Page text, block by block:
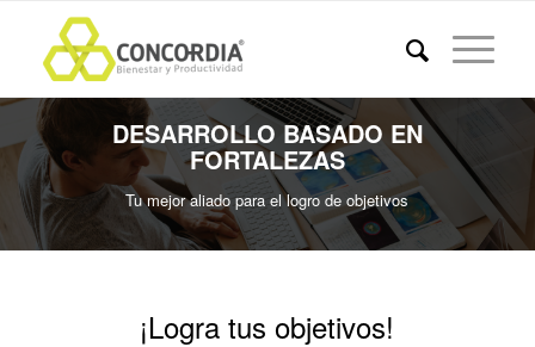
DESARROLLO BASADO EN
FORTALEZAS
Tu mejor aliado para el logro de objetivos
¡Logra tus objetivos!